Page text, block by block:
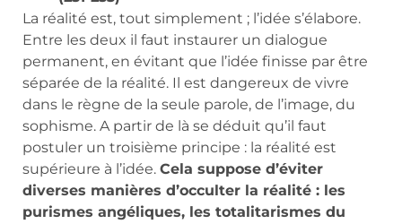
La réalité est, tout simplement ; l’idée s’élabore.
Entre les deux il faut instaurer un dialogue
permanent, en évitant que l’idée finisse par être
séparée de la réalité. Il est dangereux de vivre
dans le règne de la seule parole, de l’image, du
sophisme. A partir de là se déduit qu’il faut
postuler un troisième principe : la réalité est
supérieure à l’idée. Cela suppose d’éviter
diverses manières d’occulter la réalité : les
purismes angéliques, les totalitarismes du